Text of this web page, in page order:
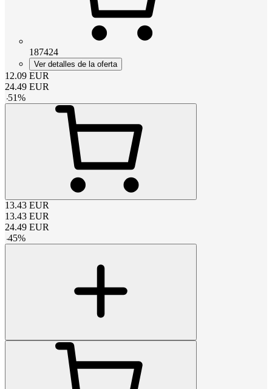
187424
Ver detalles de la oferta
12.09 EUR
24.49 EUR
-51%
13.43 EUR
13.43 EUR
24.49 EUR
-45%